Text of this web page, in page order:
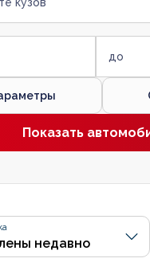
до
Показать